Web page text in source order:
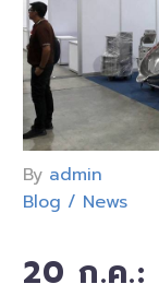
By admin
Blog / News
20 ก.ค.: